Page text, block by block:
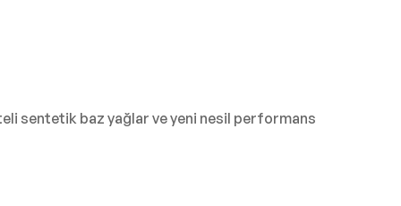
sentetik baz yağlar ve yeni nesil performans